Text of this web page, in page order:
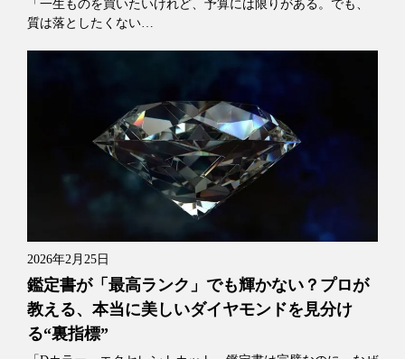
「一生ものを買いたいけれど、予算には限りがある。でも、
質は落としたくない…
2026年2月25日
鑑定書が「最高ランク」でも輝かない？プロが
教える、本当に美しいダイヤモンドを見分け
る“裏指標”